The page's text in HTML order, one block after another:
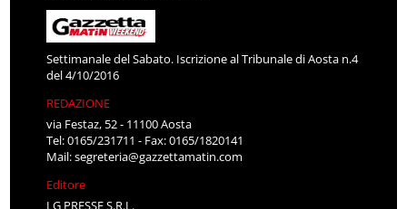
Settimanale del Sabato. Iscrizione al Tribunale di Aosta n.4
del 4/10/2016
REDAZIONE
via Festaz, 52 - 11100 Aosta
Tel: 0165/231711 - Fax: 0165/1820141
Mail:segreteria@gazzettamatin.com
Editore